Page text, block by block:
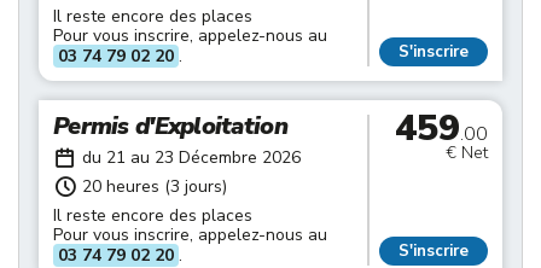
Il reste encore des places
Pour vous inscrire, appelez-nous au
03 74 79 02 20 . S'inscrire
Permis d'Exploitation
du 21 au 23 Décembre 2026
20 heures (3 jours)
Il reste encore des places
Pour vous inscrire, appelez-nous au
03 74 79 02 20 .
459.00
€ Net
S'inscrire